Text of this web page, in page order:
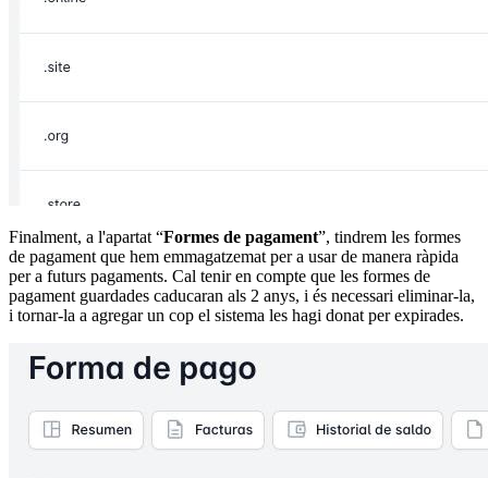
Finalment, a l'apartat “Formes de pagament”, tindrem les formes
de pagament que hem emmagatzemat per a usar de manera ràpida
per a futurs pagaments. Cal tenir en compte que les formes de
pagament guardades caducaran als 2 anys, i és necessari eliminar-la,
i tornar-la a agregar un cop el sistema les hagi donat per expirades.